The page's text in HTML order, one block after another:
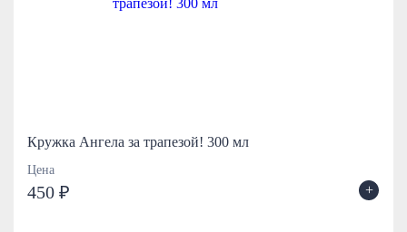
Кружка Ангела за трапезой! 300 мл
Цена
450 ₽ +